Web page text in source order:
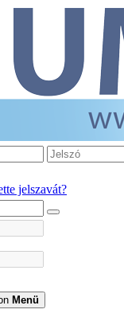
jelszavát?
Menü